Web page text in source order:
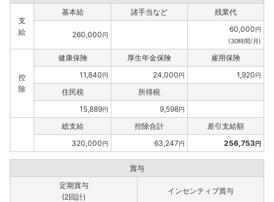
支
給
基本給 諸手当など 残業代
260,000円
60,000円
(30時間/月)
控
除
健康保険 厚生年金保険
雇用保険
11,840円 24,000円 1,920円
住民税
所得税
15,889円 9,598円
総支給 控除合計
差引支給額
320,000円 63,247円 256,753円
賞与
定期賞与
(2回計)
インセンティブ賞与